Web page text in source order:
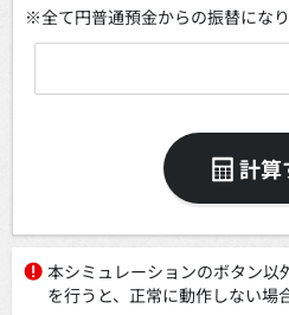
※全て円普通預金からの振替になり
計算
本シミュレーションのボタン以
を行うと、正常に動作しない場